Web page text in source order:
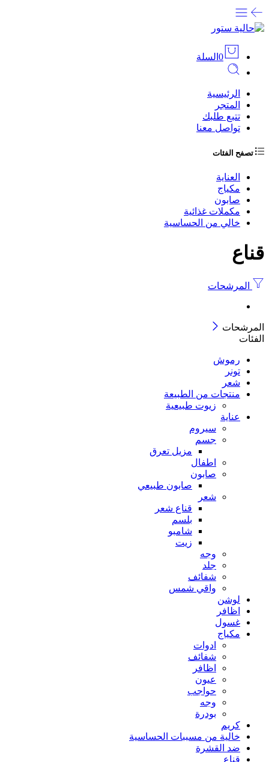
0 السلة
الرئيسية
المتجر
تتبع طلبك
تواصل معنا
تصفح الفئات
العناية
مكياج
صابون
مكملات غذائية
خالي من الحساسية
قناع
المرشحات
المرشحات
الفئات
رموش
تونر
شعر
منتجات من الطبيعة
زيوت طبيعية
عناية
سيروم
جسم
مزيل تعرق
اطفال
صابون
صابون طبيعي
شعر
قناع شعر
بلسم
شامبو
زيت
وجه
جلد
شفائف
واقي شمس
لوشن
اظافر
غسول
مكياج
ادوات
شفائف
اظافر
عيون
حواجب
وجه
بودرة
كريم
خالية من مسببات الحساسية
ضد القشرة
قناع